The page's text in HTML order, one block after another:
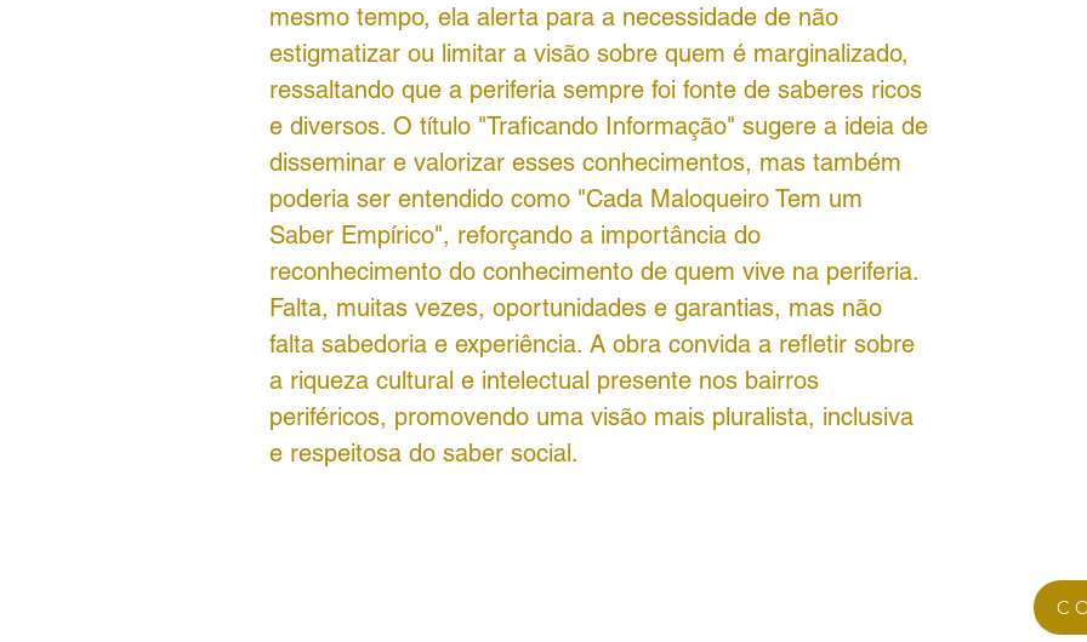
mesmo tempo, ela alerta para a necessidade de não
estigmatizar ou limitar a visão sobre quem é marginalizado,
ressaltando que a periferia sempre foi fonte de saberes ricos
e diversos. O título "Traficando Informação" sugere a ideia de
disseminar e valorizar esses conhecimentos, mas também
poderia ser entendido como "Cada Maloqueiro Tem um
Saber Empírico", reforçando a importância do
reconhecimento do conhecimento de quem vive na periferia.
Falta, muitas vezes, oportunidades e garantias, mas não
falta sabedoria e experiência. A obra convida a refletir sobre
a riqueza cultural e intelectual presente nos bairros
periféricos, promovendo uma visão mais pluralista, inclusiva
e respeitosa do saber social.